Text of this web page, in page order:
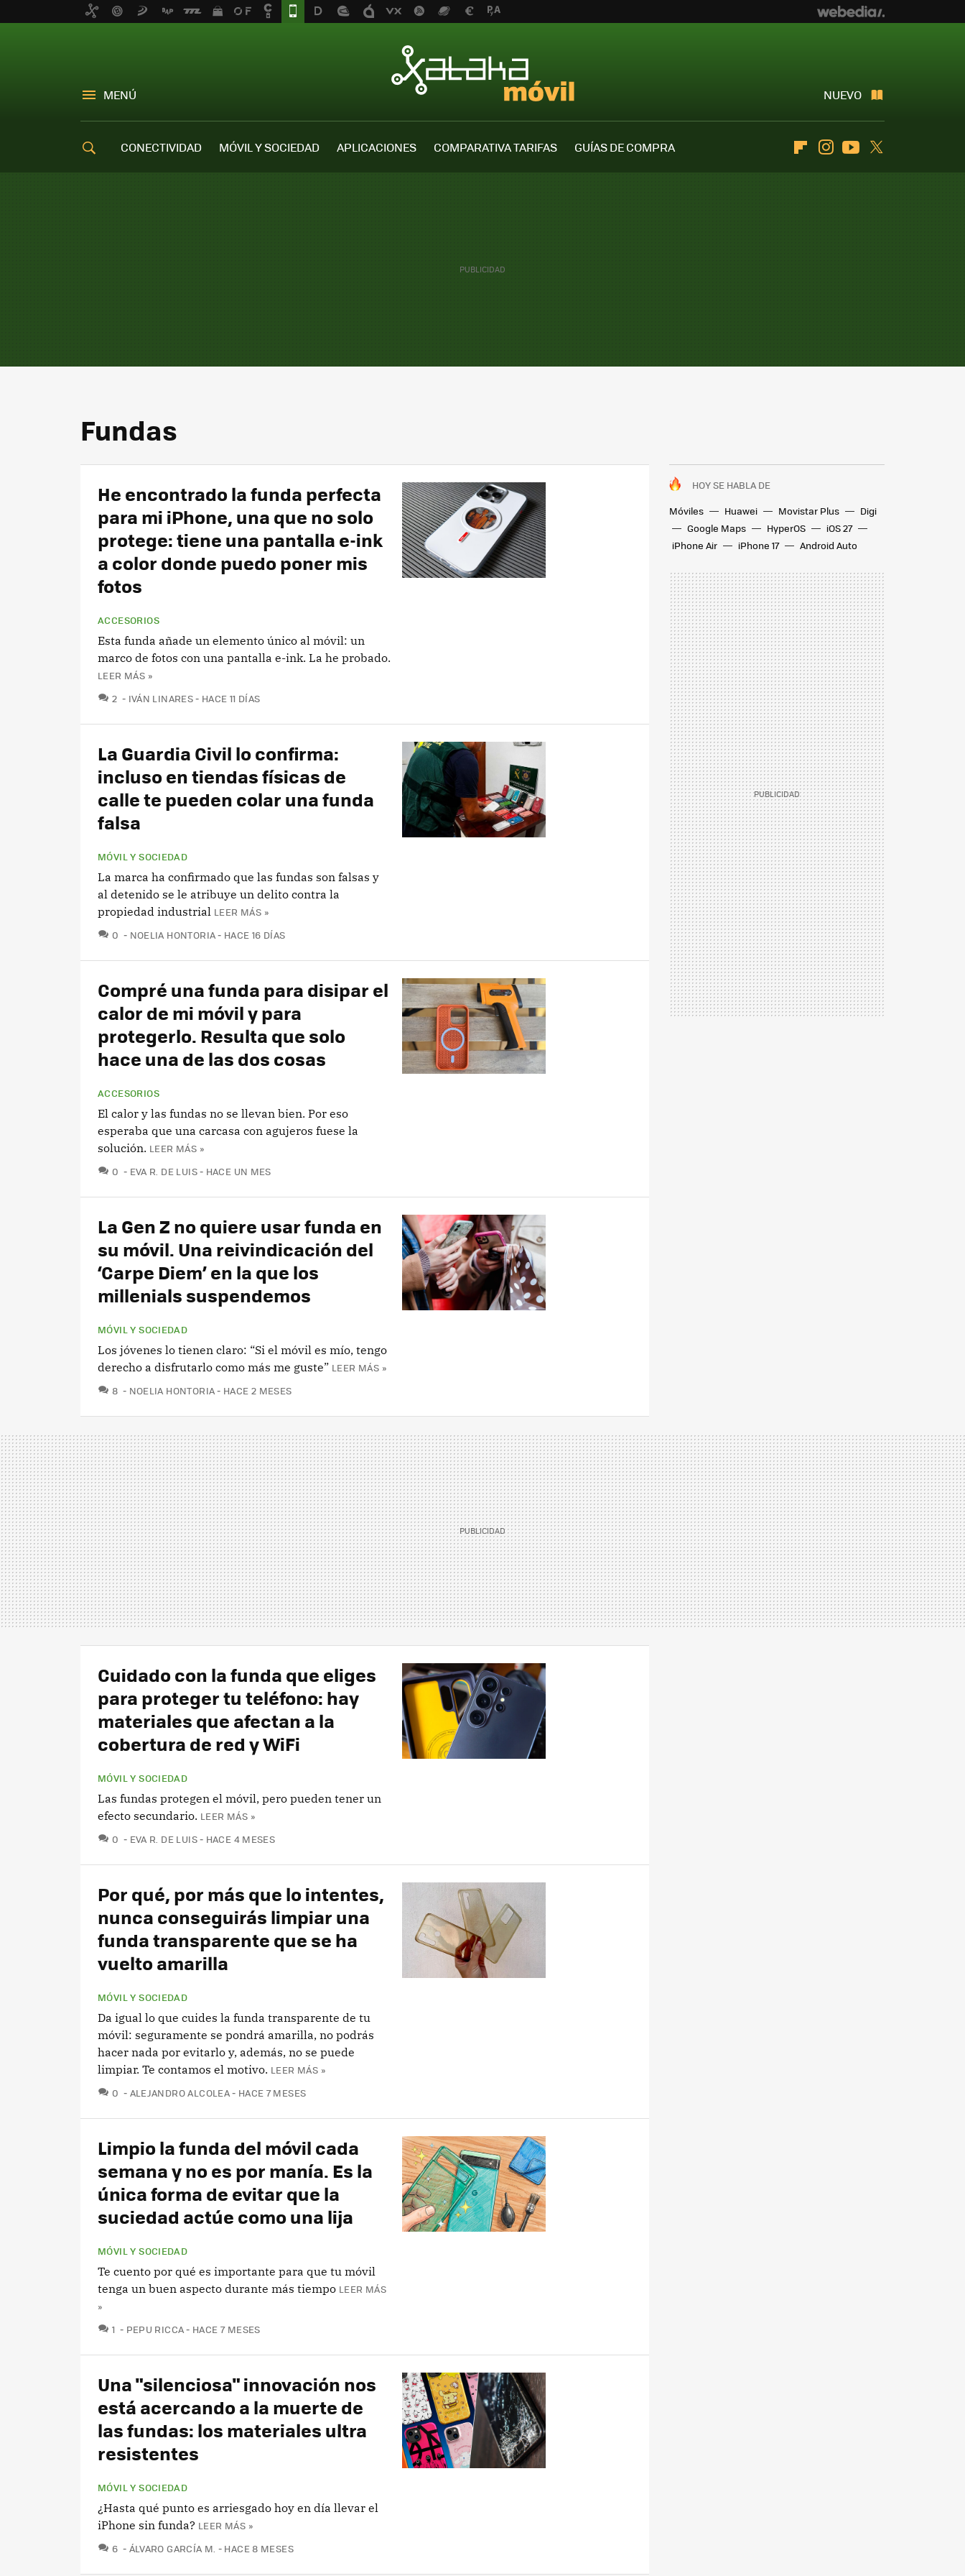
MENÚ NUEVO
CONECTIVIDAD MÓVIL Y SOCIEDAD APLICACIONES COMPARATIVA TARIFAS
GUÍAS DE COMPRA
FlipboardInstagramYoutube
Fundas
HOY SE HABLA DE
Móviles
Huawei Movistar Plus
Digi
Google Maps
HyperOS
iOS 27
iPhone Air
iPhone 17 Android Auto
He encontrado la funda perfecta
para mi iPhone, una que no solo
protege: tiene una pantalla e-ink
a color donde puedo poner mis
fotos
ACCESORIOS
Esta funda añade un elemento único al móvil: un
marco de fotos con una pantalla e-ink. La he probado.
LEER MÁS »
2 COMENTARIOS
IVÁN LINARES HACE 11 DÍAS
La Guardia Civil lo confirma:
incluso en tiendas físicas de
calle te pueden colar una funda
falsa
MÓVIL Y SOCIEDAD
La marca ha confirmado que las fundas son falsas y
al detenido se le atribuye un delito contra la
propiedad industrial LEER MÁS »
0 COMENTARIOS
NOELIA HONTORIA HACE 16 DÍAS
Compré una funda para disipar el
calor de mi móvil y para
protegerlo. Resulta que solo
hace una de las dos cosas
ACCESORIOS
El calor y las fundas no se llevan bien. Por eso
esperaba que una carcasa con agujeros fuese la
solución. LEER MÁS »
0 COMENTARIOS
EVA R. DE LUIS HACE UN MES
La Gen Z no quiere usar funda en
su móvil. Una reivindicación del
‘Carpe Diem’ en la que los
millenials suspendemos
MÓVIL Y SOCIEDAD
Los jóvenes lo tienen claro: “Si el móvil es mío, tengo
derecho a disfrutarlo como más me guste” LEER MÁS »
8 COMENTARIOS
NOELIA HONTORIA HACE 2 MESES
Cuidado con la funda que eliges
para proteger tu teléfono: hay
materiales que afectan a la
cobertura de red y WiFi
MÓVIL Y SOCIEDAD
Las fundas protegen el móvil, pero pueden tener un
efecto secundario. LEER MÁS »
0 COMENTARIOS
EVA R. DE LUIS HACE 4 MESES
Por qué, por más que lo intentes,
nunca conseguirás limpiar una
funda transparente que se ha
vuelto amarilla
MÓVIL Y SOCIEDAD
Da igual lo que cuides la funda transparente de tu
móvil: seguramente se pondrá amarilla, no podrás
hacer nada por evitarlo y, además, no se puede
limpiar. Te contamos el motivo. LEER MÁS »
0 COMENTARIOS
ALEJANDRO ALCOLEA HACE 7 MESES
Limpio la funda del móvil cada
semana y no es por manía. Es la
única forma de evitar que la
suciedad actúe como una lija
MÓVIL Y SOCIEDAD
Te cuento por qué es importante para que tu móvil
tenga un buen aspecto durante más tiempo LEER MÁS
»
1 COMENTARIOS
PEPU RICCA HACE 7 MESES
Una "silenciosa" innovación nos
está acercando a la muerte de
las fundas: los materiales ultra
resistentes
MÓVIL Y SOCIEDAD
¿Hasta qué punto es arriesgado hoy en día llevar el
iPhone sin funda? LEER MÁS »
6 COMENTARIOS
ÁLVARO GARCÍA M. HACE 8 MESES